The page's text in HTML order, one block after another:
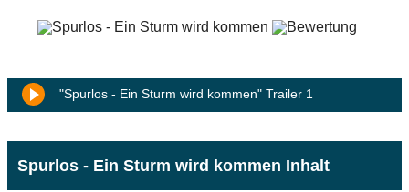
"Spurlos - Ein Sturm wird kommen" Trailer 1
Spurlos - Ein Sturm wird kommen Inhalt